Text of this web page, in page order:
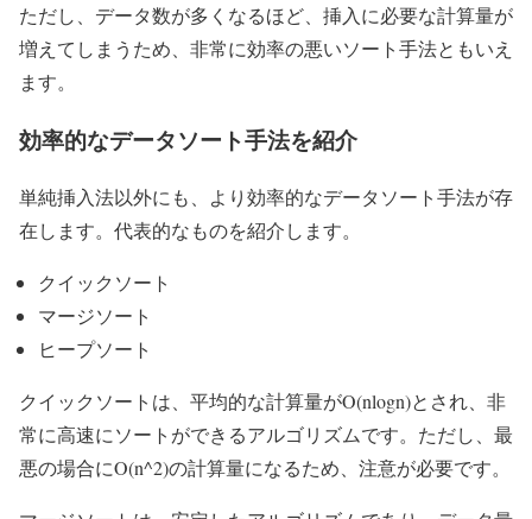
ただし、データ数が多くなるほど、挿入に必要な計算量が
増えてしまうため、非常に効率の悪いソート手法ともいえ
ます。
効率的なデータソート手法を紹介
単純挿入法以外にも、より効率的なデータソート手法が存
在します。代表的なものを紹介します。
クイックソート
マージソート
ヒープソート
クイックソートは、平均的な計算量がO(nlogn)とされ、非
常に高速にソートができるアルゴリズムです。ただし、最
悪の場合にO(n^2)の計算量になるため、注意が必要です。